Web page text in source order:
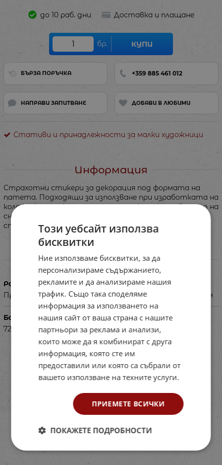
до 10 раб. дни Доставка и плащане
бр. КУПИ
БЪРЗА ПОРЪЧКА +359 885 461 012
НАПРАВИ ЗАПИТВАНЕ ДОБАВИ В ЛЮБИМИ
Стативи и принадлежности за малки художници
Информация
Страхотни стикери за декорация под формата на
патета. Подходящи за използване при изработката на
колажи, картички, подаръци или пък за украсяването на
снимки и тетрадки.Комплектът включва общо 120
стикера в 24 дизайна.
Характеристики
Размери в см
Приблизителния размер на стикерите е от 7 до 45 мм
Баркод (ISBN, UPC, др.)
7224404
Този уебсайт използва
бисквитки
Ние използваме бисквитки, за да
персонализираме съдържанието,
рекламите и да анализираме нашия
трафик. Също така споделяме
информация за използването на
нашия сайт от ваша страна с нашите
партньори за реклама и анализи,
които може да я комбинират с друга
информация, която сте им
предоставили или която са събрали от
вашето използване на техните услуги.
ПРИЕМЕТЕ ВСИЧКИ
ПОКАЖЕТЕ ПОДРОБНОСТИ